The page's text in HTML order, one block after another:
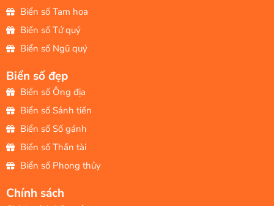
Biển số Tam hoa
Biển số Tứ quý
Biển số Ngũ quý
Biển số đẹp
Biển số Ông địa
Biển số Sảnh tiến
Biển số Số gánh
Biển số Thần tài
Biển số Phong thủy
Chính sách